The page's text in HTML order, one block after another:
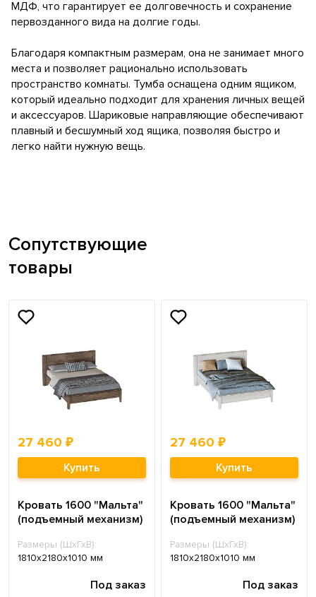
МДФ, что гарантирует ее долговечность и сохранение
первозданного вида на долгие годы.
Благодаря компактным размерам, она не занимает много
места и позволяет рационально использовать
пространство комнаты. Тумба оснащена одним ящиком,
который идеально подходит для хранения личных вещей
и аксессуаров. Шариковые направляющие обеспечивают
плавный и бесшумный ход ящика, позволяя быстро и
легко найти нужную вещь.
Сопутствующие
товары
27 460 ₽
Купить
Кровать 1600 "Мальта"
(подъемный механизм)
Размеры (ШхГхВ):
1810х2180х1010 мм
Под заказ
27 460 ₽
Купить
Кровать 1600 "Мальта"
(подъемный механизм)
Размеры (ШхГхВ):
1810х2180х1010 мм
Под заказ